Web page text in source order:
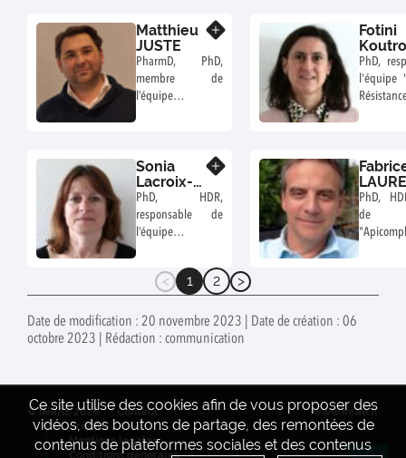
les Pathologies"
Matthieu
JUSTE
PharmD, PhD,
membre de
l’équipe
les Pathologies"
Fotini
PhD,
l'équipe
Sonia
Lacroix-
Lamandé
PhD, HDR,
responsable de
l’équipe «
mucosale »
PhD,
de
1 2
Date de modification : 20 novembre 2023 | Date de création : 06
octobre 2023 | Rédaction : communication
Ce site utilise des cookies afin de vous proposer des
vidéos, des boutons de partage, des remontées de
contenus de plateformes sociales et des contenus
© INRAE 2026
Contact
Crédits
Mentions legales
Conditions générales
www.inrae.fr